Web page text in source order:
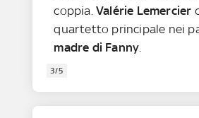
coppia.Valérie Lemercier
quartetto principale nei
madre di Fanny
3/5